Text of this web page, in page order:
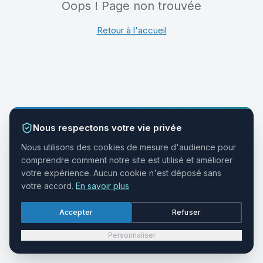
Oops ! Page non trouvée
Retour à l'accueil
Nous respectons votre vie privée
Nous utilisons des cookies de mesure d'audience pour
comprendre comment notre site est utilisé et améliorer
votre expérience. Aucun cookie n'est déposé sans
votre accord. En savoir plus
Accepter Refuser
Personnaliser